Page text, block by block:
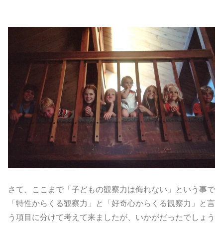
さて、ここまで「子どもの観察力は侮れない」という事で
「特性からくる観察力」と「好奇心からくる観察力」と言
う項目に分けて考えて来ましたが、いかがだったでしょう